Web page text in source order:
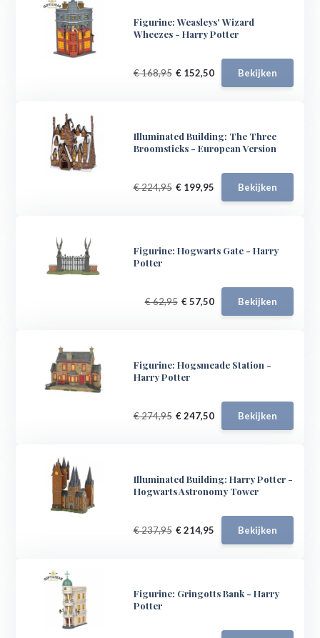
Figurine: Weasleys' Wizard
Wheezes - Harry Potter
€ 168,95 € 152,50 Bekijken
Illuminated Building: The Three
Broomsticks - European Version
€ 224,95 € 199,95 Bekijken
Figurine: Hogwarts Gate - Harry
Potter
€ 62,95 € 57,50 Bekijken
Figurine: Hogsmeade Station -
Harry Potter
€ 274,95 € 247,50 Bekijken
Illuminated Building: Harry Potter -
Hogwarts Astronomy Tower
€ 237,95 € 214,95 Bekijken
Figurine: Gringotts Bank - Harry
Potter